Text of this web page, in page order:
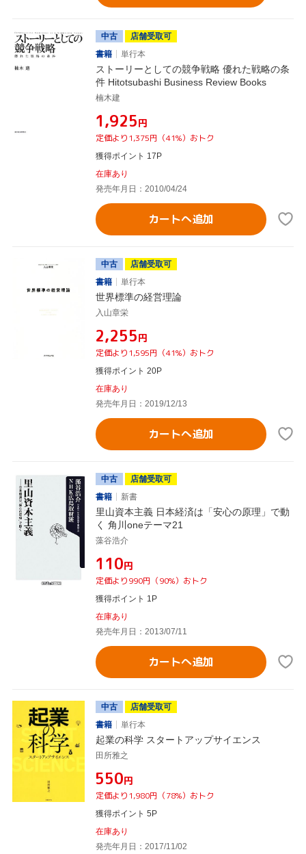
中古
店舗受取可
書籍
単行本
ストーリーとしての競争戦略 優れた戦略の条
件 Hitotsubashi Business Review Books
楠木建
¥1,925円
定価より1,375円（41%）おトク
獲得ポイント 17P
在庫あり
発売年月日：2010/04/24
カートへ追加
中古
店舗受取可
書籍
単行本
世界標準の経営理論
入山章栄
¥2,255円
定価より1,595円（41%）おトク
獲得ポイント 20P
在庫あり
発売年月日：2019/12/13
カートへ追加
中古
店舗受取可
書籍
新書
里山資本主義 日本経済は「安心の原理」で動
く 角川oneテーマ21
藻谷浩介
¥110円
定価より990円（90%）おトク
獲得ポイント 1P
在庫あり
発売年月日：2013/07/11
カートへ追加
中古
店舗受取可
書籍
単行本
起業の科学 スタートアップサイエンス
田所雅之
¥550円
定価より1,980円（78%）おトク
獲得ポイント 5P
在庫あり
発売年月日：2017/11/02